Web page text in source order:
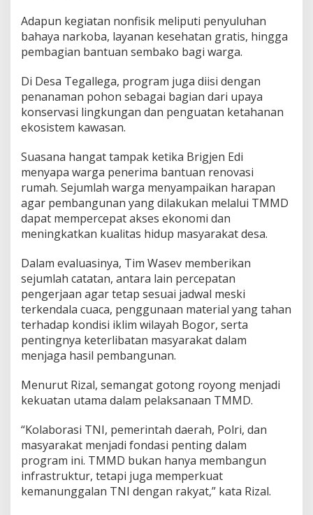
Adapun kegiatan nonfisik meliputi penyuluhan
bahaya narkoba, layanan kesehatan gratis, hingga
pembagian bantuan sembako bagi warga.
Di Desa Tegallega, program juga diisi dengan
penanaman pohon sebagai bagian dari upaya
konservasi lingkungan dan penguatan ketahanan
ekosistem kawasan.
Suasana hangat tampak ketika Brigjen Edi
menyapa warga penerima bantuan renovasi
rumah. Sejumlah warga menyampaikan harapan
agar pembangunan yang dilakukan melalui TMMD
dapat mempercepat akses ekonomi dan
meningkatkan kualitas hidup masyarakat desa.
Dalam evaluasinya, Tim Wasev memberikan
sejumlah catatan, antara lain percepatan
pengerjaan agar tetap sesuai jadwal meski
terkendala cuaca, penggunaan material yang tahan
terhadap kondisi iklim wilayah Bogor, serta
pentingnya keterlibatan masyarakat dalam
menjaga hasil pembangunan.
Menurut Rizal, semangat gotong royong menjadi
kekuatan utama dalam pelaksanaan TMMD.
“Kolaborasi TNI, pemerintah daerah, Polri, dan
masyarakat menjadi fondasi penting dalam
program ini. TMMD bukan hanya membangun
infrastruktur, tetapi juga memperkuat
kemanunggalan TNI dengan rakyat,” kata Rizal.